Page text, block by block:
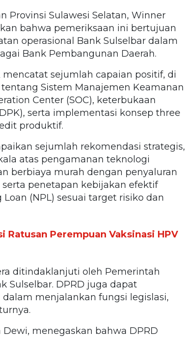
Provinsi Sulawesi Selatan, Winner
bahwa pemeriksaan ini bertujuan
operasional Bank Sulselbar dalam
Bank Pembangunan Daerah.
sejumlah capaian positif, di
Sistem Manajemen Keamanan
Center (SOC), keterbukaan
serta implementasi konsep three
produktif.
sejumlah rekomendasi strategis,
atas pengamanan teknologi
berbiaya murah dengan penyaluran
penetapan kebijakan efektif
(NPL) sesuai target risiko dan
Ratusan Perempuan Vaksinasi HPV
ditindaklanjuti oleh Pemerintah
Sulselbar. DPRD juga dapat
menjalankan fungsi legislasi,
menegaskan bahwa DPRD